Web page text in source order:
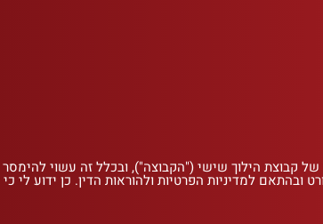
קבוצת הילוך שישי ("הקבוצה"), ובכלל זה עשוי
ובהתאם למדיניות הפרטיות ולהוראות הדין. כן ידוע